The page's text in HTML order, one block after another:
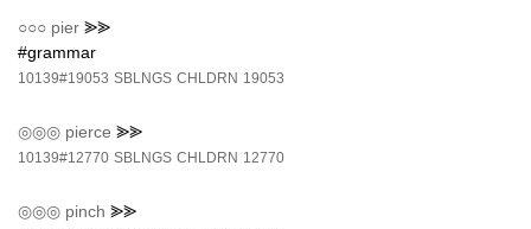
○○○ pier ⪢⪢
#grammar
10139#19053 SBLNGS CHLDRN 19053
◎◎◎ pierce ⪢⪢
10139#12770 SBLNGS CHLDRN 12770
◎◎◎ pinch ⪢⪢